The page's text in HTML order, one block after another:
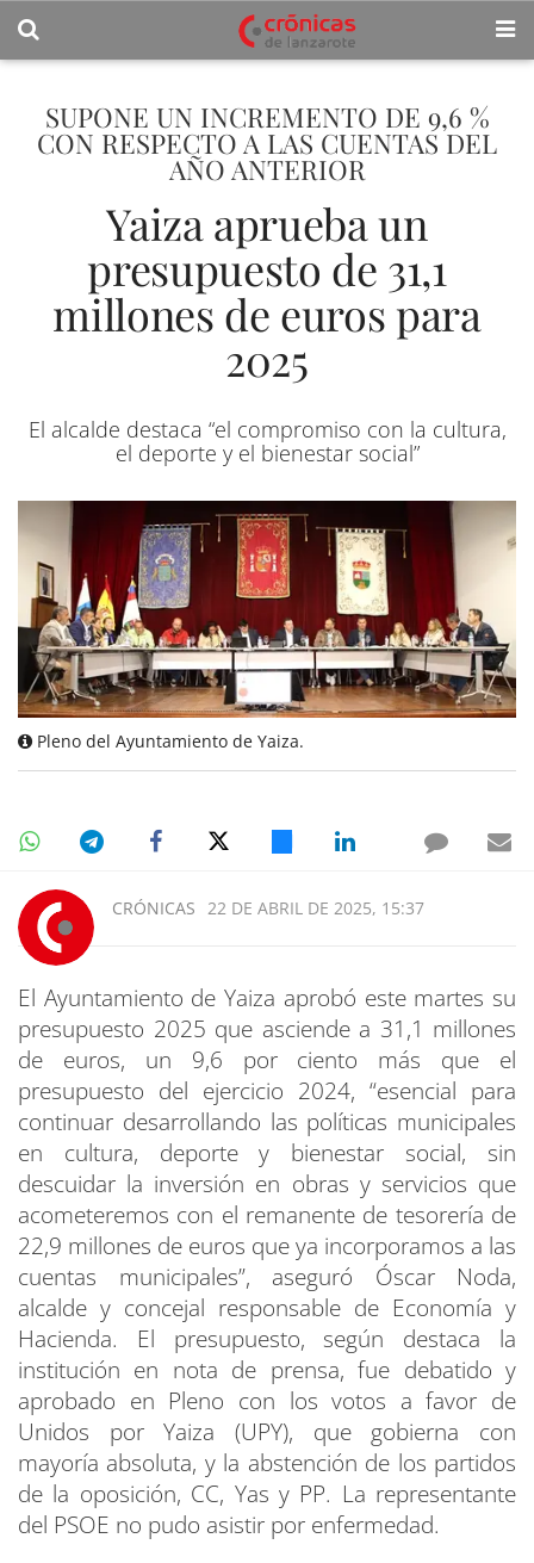
SUPONE UN INCREMENTO DE 9,6 %
CON RESPECTO A LAS CUENTAS DEL
AÑO ANTERIOR
Yaiza aprueba un
presupuesto de 31,1
millones de euros para
2025
El alcalde destaca “el compromiso con la cultura,
el deporte y el bienestar social”
Pleno del Ayuntamiento de Yaiza.
CRÓNICAS 22 DE ABRIL DE 2025, 15:37
El Ayuntamiento de Yaiza aprobó este martes su
presupuesto 2025 que asciende a 31,1 millones
de euros, un 9,6 por ciento más que el
presupuesto del ejercicio 2024, “esencial para
continuar desarrollando las políticas municipales
en cultura, deporte y bienestar social, sin
descuidar la inversión en obras y servicios que
acometeremos con el remanente de tesorería de
22,9 millones de euros que ya incorporamos a las
cuentas municipales”, aseguró Óscar Noda,
alcalde y concejal responsable de Economía y
Hacienda. El presupuesto, según destaca la
institución en nota de prensa, fue debatido y
aprobado en Pleno con los votos a favor de
Unidos por Yaiza (UPY), que gobierna con
mayoría absoluta, y la abstención de los partidos
de la oposición, CC, Yas y PP. La representante
del PSOE no pudo asistir por enfermedad.